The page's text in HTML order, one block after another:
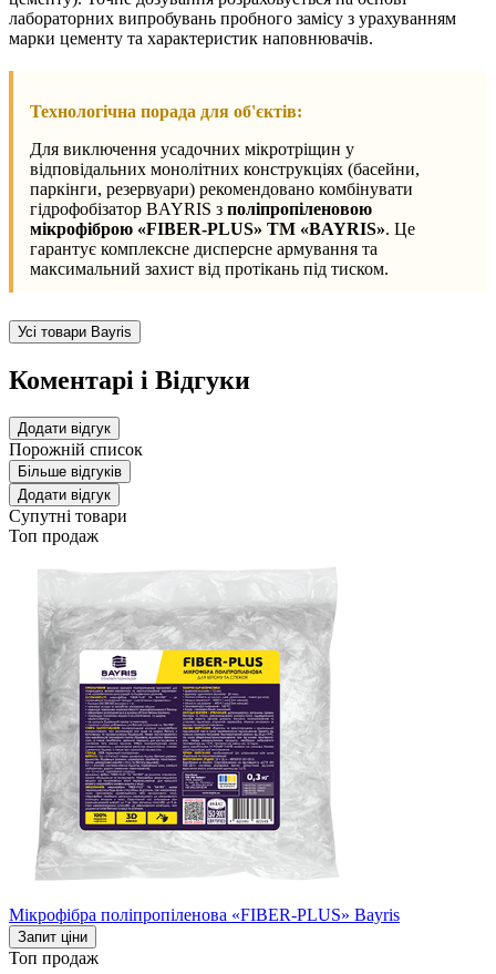
лабораторних випробувань пробного замісу з урахуванням
марки цементу та характеристик наповнювачів.
Технологічна порада для об'єктів:
Для виключення усадочних мікротріщин у
відповідальних монолітних конструкціях (басейни,
паркінги, резервуари) рекомендовано комбінувати
гідрофобізатор BAYRIS з поліпропіленовою
мікрофіброю «FIBER-PLUS» TM «BAYRIS». Це
гарантує комплексне дисперсне армування та
максимальний захист від протікань під тиском.
Усі товари Bayris
Коментарі і Відгуки
Додати відгук
Порожній список
Більше відгуків
Додати відгук
Супутні товари
Топ продаж
Мікрофібра поліпропіленова «FIBER-PLUS» Bayris
Запит ціни
Топ продаж